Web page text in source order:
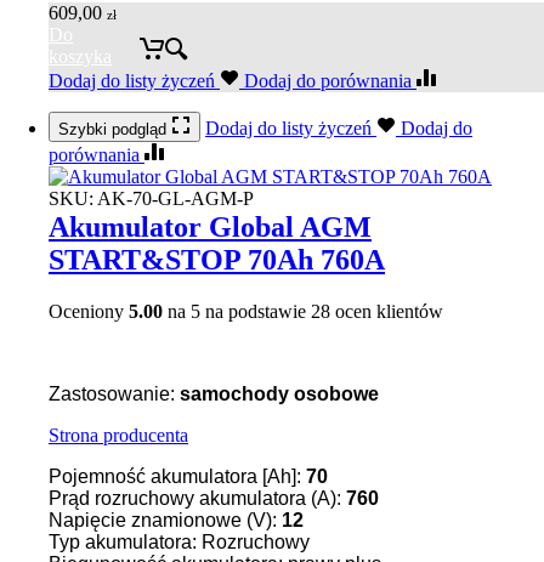
609,00 zł
Do
koszyka
Dodaj do listy życzeń
Dodaj do porównania
Szybki podgląd Dodaj do listy życzeń
Dodaj do
porównania
SKU: AK-70-GL-AGM-P
Akumulator Global AGM
START&STOP 70Ah 760A
Oceniony 5.00 na 5 na podstawie 28 ocen klientów
Zastosowanie: samochody osobowe
Strona producenta
Pojemność akumulatora [Ah]: 70
Prąd rozruchowy akumulatora (A): 760
Napięcie znamionowe (V): 12
Typ akumulatora: Rozruchowy